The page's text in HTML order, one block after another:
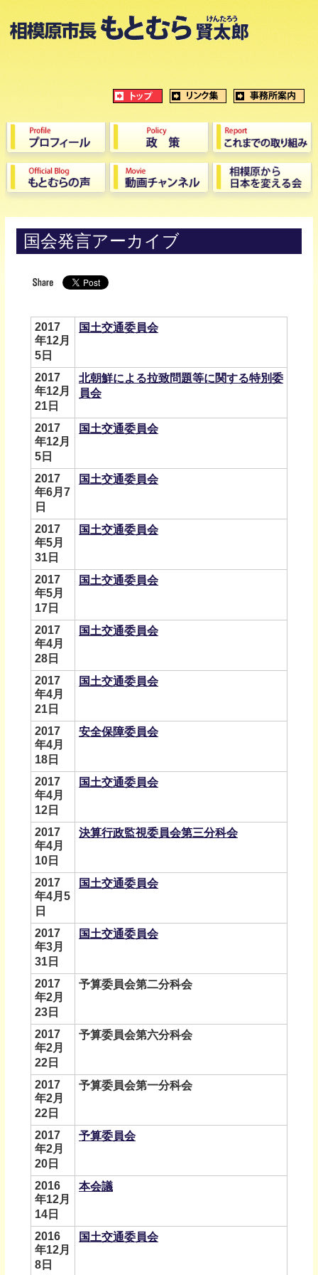
国会発言アーカイブ
2017
年12月
5日
国土交通委員会
2017
年12月
21日
北朝鮮による拉致問題等に関する特別委
員会
2017
年12月
5日
国土交通委員会
2017
年6月7
日
国土交通委員会
2017
年5月
31日
国土交通委員会
2017
年5月
17日
国土交通委員会
2017
年4月
28日
国土交通委員会
2017
年4月
21日
国土交通委員会
2017
年4月
18日
安全保障委員会
2017
年4月
12日
国土交通委員会
2017
年4月
10日
決算行政監視委員会第三分科会
2017
年4月5
日
国土交通委員会
2017
年3月
31日
国土交通委員会
2017
年2月
23日
予算委員会第二分科会
2017
年2月
22日
予算委員会第六分科会
2017
年2月
22日
予算委員会第一分科会
2017
年2月
20日
予算委員会
2016
年12月
14日
本会議
2016
年12月
8日
国土交通委員会